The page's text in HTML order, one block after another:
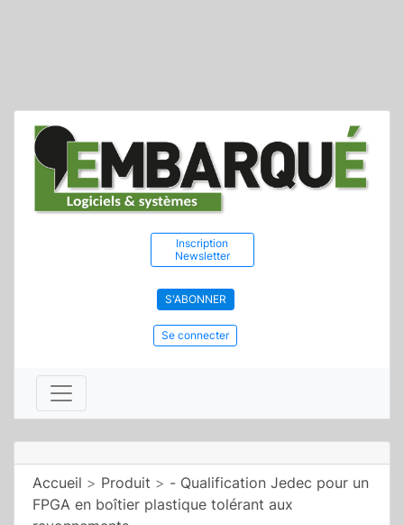
Inscription
Newsletter
S'ABONNER
Se connecter
Accueil > Produit > - Qualification Jedec pour un
FPGA en boîtier plastique tolérant aux